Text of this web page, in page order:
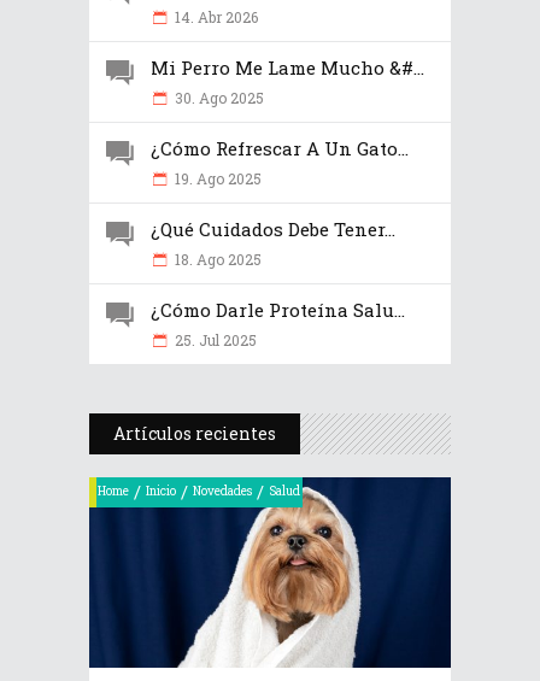
14. Abr 2026
Mi Perro Me Lame Mucho &#...
30. Ago 2025
¿Cómo Refrescar A Un Gato...
19. Ago 2025
¿Qué Cuidados Debe Tener...
18. Ago 2025
¿Cómo Darle Proteína Salu...
25. Jul 2025
Artículos recientes
Home / Inicio / Novedades / Salud